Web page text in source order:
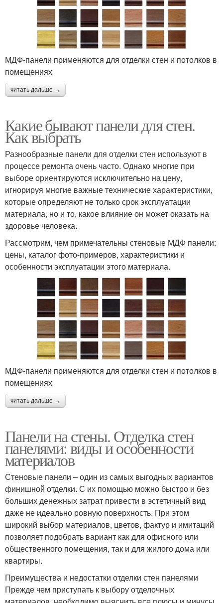
МДФ-панели применяются для отделки стен и потолков в
помещениях
читать дальше →
Какие бывают панели для стен.
Как выбрать
Разнообразные панели для отделки стен используют в
процессе ремонта очень часто. Однако многие при
выборе ориентируются исключительно на цену,
игнорируя многие важные технические характеристики,
которые определяют не только срок эксплуатации
материала, но и то, какое влияние он может оказать на
здоровье человека.
Рассмотрим, чем примечательны стеновые МДФ панели:
цены, каталог фото-примеров, характеристики и
особенности эксплуатации этого материала.
МДФ-панели применяются для отделки стен и потолков в
помещениях
читать дальше →
Панели на стены. Отделка стен
панелями: виды и особенности
материалов
Стеновые панели – один из самых выгодных вариантов
финишной отделки. С их помощью можно быстро и без
больших денежных затрат привести в эстетичный вид
даже не идеально ровную поверхность. При этом
широкий выбор материалов, цветов, фактур и имитаций
позволяет подобрать вариант как для офисного или
общественного помещения, так и для жилого дома или
квартиры.
Преимущества и недостатки отделки стен панелями
Прежде чем приступать к выбору отделочных